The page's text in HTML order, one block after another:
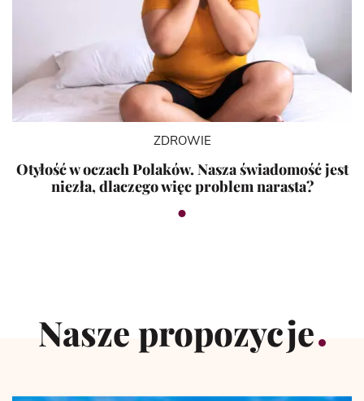
ZDROWIE
Otyłość w oczach Polaków. Nasza świadomość jest
niezła, dlaczego więc problem narasta?
Nasze propozycje